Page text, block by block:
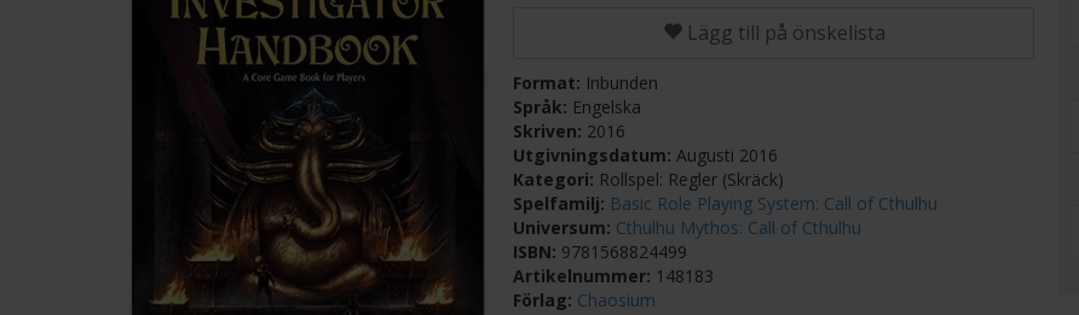
Lägg till på önskelista
Format: Inbunden
Språk: Engelska
Skriven: 2016
Utgivningsdatum:Augusti 2016
Kategori: Rollspel: Regler (Skräck)
Spelfamilj: Basic Role Playing System: Call of Cthulhu
Universum: Cthulhu Mythos: Call of Cthulhu
ISBN: 9781568824499
Artikelnummer: 148183
Förlag: Chaosium